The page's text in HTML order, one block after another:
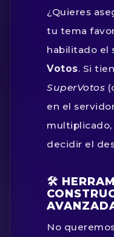
¿Quieres
tu tema
habilitado el
Votos. Si
SuperVotos
en el
decidir el
🛠️
No